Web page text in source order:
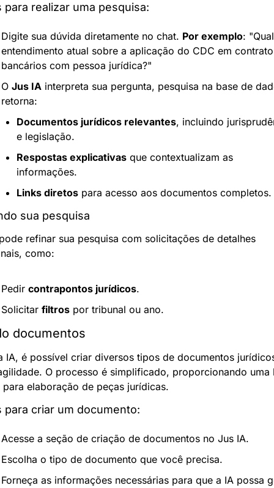
para realizar uma pesquisa:
Digite sua dúvida diretamente no chat. Por exemplo:
entendimento atual sobre a aplicação do CDC em
bancários com pessoa jurídica?"
O Jus IA interpreta sua pergunta, pesquisa na base de
retorna:
Documentos jurídicos relevantes, incluindo
e legislação.
Respostas explicativas que contextualizam as
informações.
Links diretos para acesso aos documentos completos.
sua pesquisa
refinar sua pesquisa com solicitações de detalhes
como:
Pedir contrapontos jurídicos.
Solicitar filtros por tribunal ou ano.
documentos
IA, é possível criar diversos tipos de documentos
O processo é simplificado, proporcionando uma
elaboração de peças jurídicas.
para criar um documento:
Acesse a seção de criação de documentos no Jus IA.
Escolha o tipo de documento que você precisa.
Forneça as informações necessárias para que a IA possa